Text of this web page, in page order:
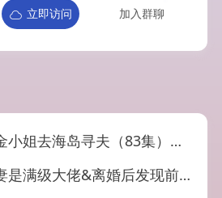
立即访问 加入群聊
海岛寻夫（83集）刘宇航＆郭宇欣
离婚后发现前妻是满级千金（60）秦潇一&吴明宇